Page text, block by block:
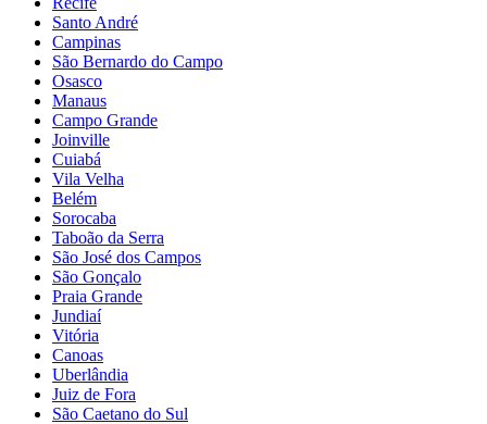
Santo André
Campinas
São Bernardo do Campo
Osasco
Manaus
Campo Grande
Joinville
Cuiabá
Vila Velha
Belém
Sorocaba
Taboão da Serra
São José dos Campos
São Gonçalo
Praia Grande
Jundiaí
Vitória
Canoas
Uberlândia
Juiz de Fora
São Caetano do Sul